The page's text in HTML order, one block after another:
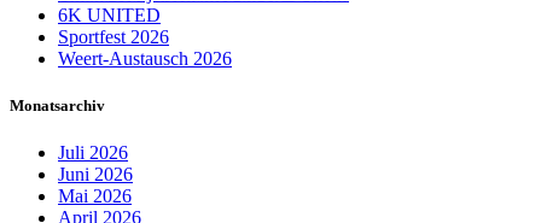
6K UNITED
Sportfest 2026
Weert-Austausch 2026
Monatsarchiv
Juli 2026
Juni 2026
Mai 2026
April 2026